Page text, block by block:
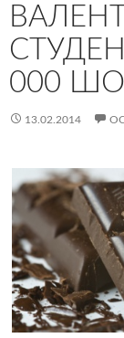
000
13.02.2014